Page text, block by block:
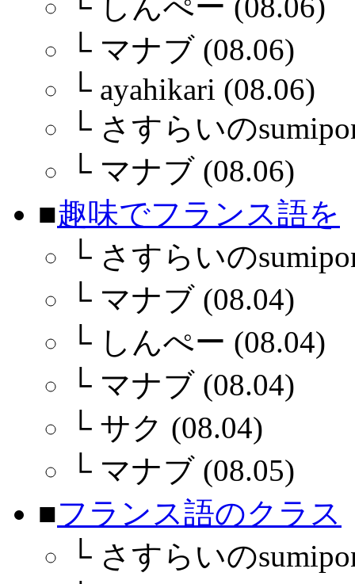
└ しんぺー (08.06)
└ マナブ (08.06)
└ ayahikari (08.06)
└ さすらいの
└ マナブ (08.06)
■趣味でフランス語を
└ さすらいの
└ マナブ (08.04)
└ しんぺー (08.04)
└ マナブ (08.04)
└ サク (08.04)
└ マナブ (08.05)
■フランス語のクラス
└ さすらいの